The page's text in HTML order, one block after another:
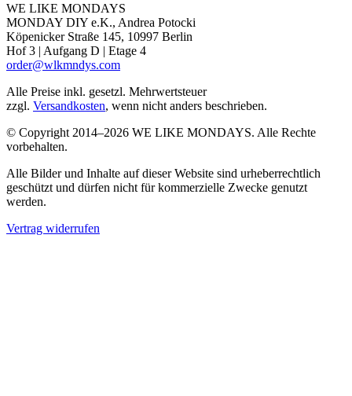
WE LIKE MONDAYS
MONDAY DIY e.K., Andrea Potocki
Köpenicker Straße 145, 10997 Berlin
Hof 3 | Aufgang D | Etage 4
order@wlkmndys.com
Alle Preise inkl. gesetzl. Mehrwertsteuer
zzgl. Versandkosten, wenn nicht anders beschrieben.
© Copyright 2014–2026 WE LIKE MONDAYS. Alle Rechte
vorbehalten.
Alle Bilder und Inhalte auf dieser Website sind urheberrechtlich
geschützt und dürfen nicht für kommerzielle Zwecke genutzt
werden.
Vertrag widerrufen